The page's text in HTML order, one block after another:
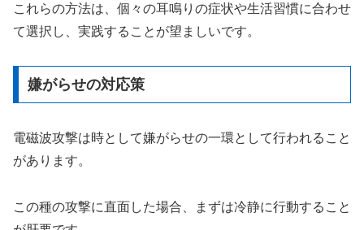
これらの方法は、個々の耳鳴りの症状や生活習慣に合わせ
て選択し、実践することが望ましいです。
嫌がらせの対応策
電磁波攻撃は時として嫌がらせの一環として行われること
があります。
この種の攻撃に直面した場合、まずは冷静に行動すること